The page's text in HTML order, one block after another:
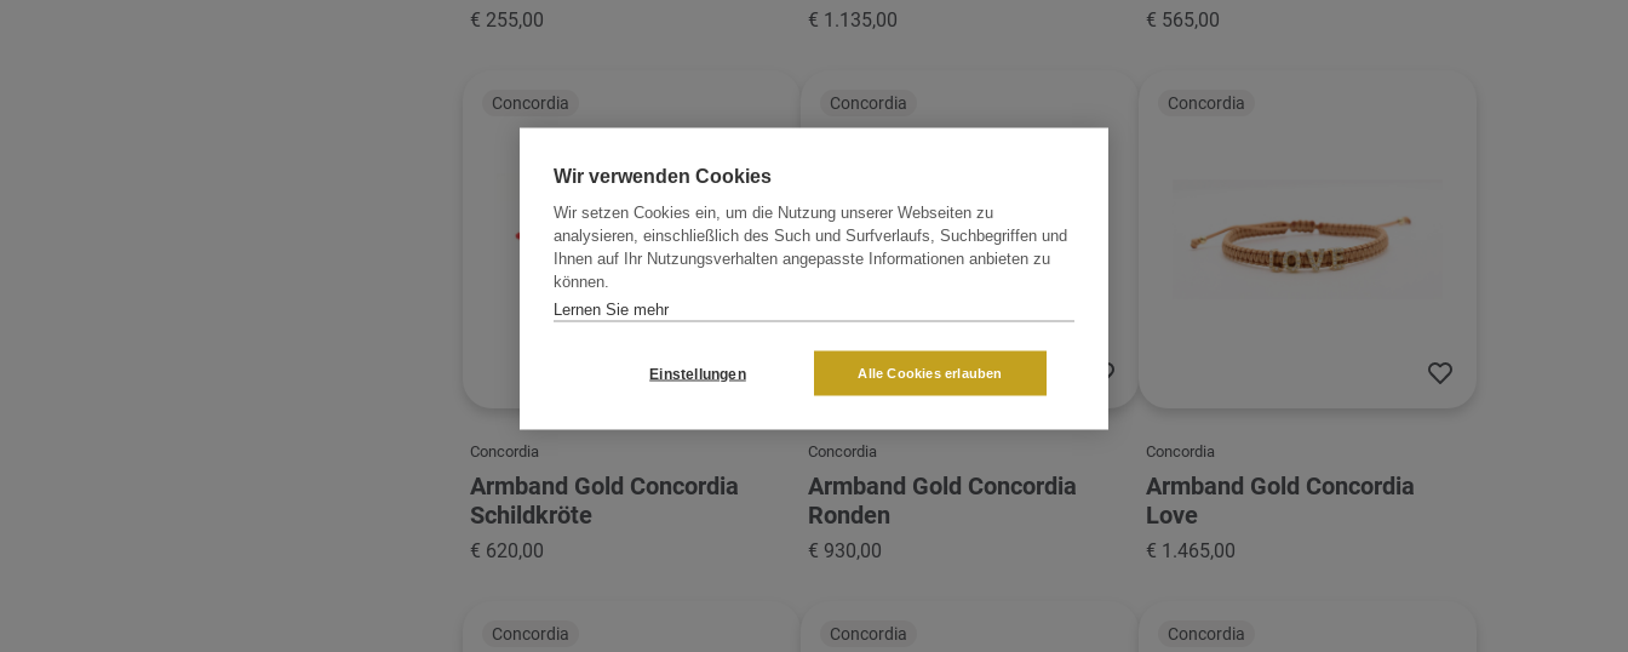
€ 255,00 € 1.135,00 € 565,00
Concordia
Concordia
Armband Gold Concordia
Schildkröte
€ 620,00
Concordia
Concordia
Armband Gold Concordia
Ronden
€ 930,00
Concordia
Concordia
Armband Gold Concordia
Love
€ 1.465,00
Concordia Concordia Concordia
Wir verwenden Cookies
Wir setzen Cookies ein, um die Nutzung unserer Webseiten zu
analysieren, einschließlich des Such und Surfverlaufs, Suchbegriffen und
Ihnen auf Ihr Nutzungsverhalten angepasste Informationen anbieten zu
können.
Lernen Sie mehr
Einstellungen Alle Cookies erlauben